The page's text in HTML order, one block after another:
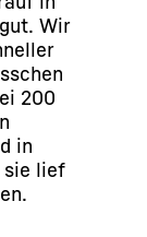
Wir
200
in
sie lief